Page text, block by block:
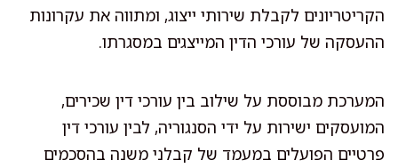
הקריטריונים לקבלת שירותי ייצוג, ומתווה את עקרונות
ההעסקה של עורכי הדין המייצגים במסגרתו.
המערכת מבוססת על שילוב בין עורכי דין שכירים,
המועסקים ישירות על ידי הסנגוריה, לבין עורכי דין
פרטיים הפועלים במעמד של קבלני משנה בהסכמים